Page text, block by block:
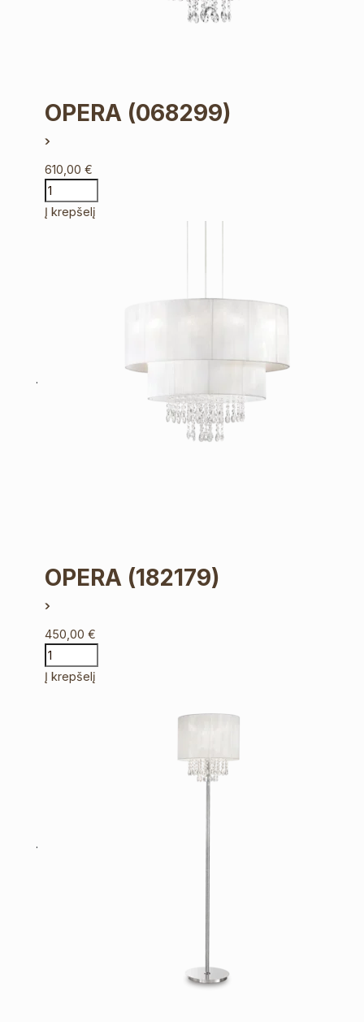
OPERA (068299)
610,00€
Į krepšelį
OPERA (182179)
450,00€
Į krepšelį